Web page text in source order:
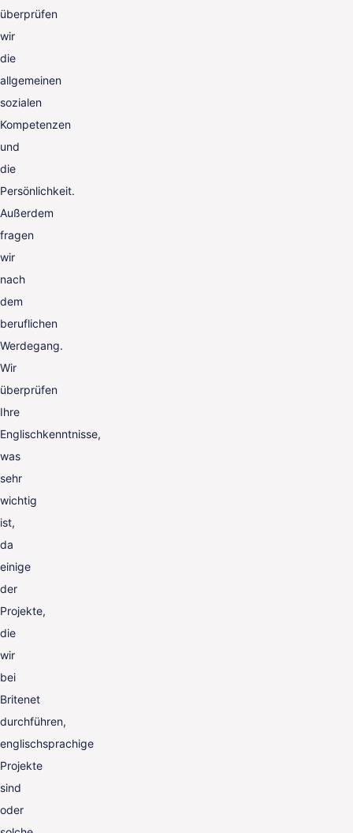
überprüfen
wir
die
allgemeinen
sozialen
Kompetenzen
und
die
Persönlichkeit.
Außerdem
fragen
wir
nach
dem
beruflichen
Werdegang.
Wir
überprüfen
Ihre
Englischkenntnisse,
was
sehr
wichtig
ist,
da
einige
der
Projekte,
die
wir
bei
Britenet
durchführen,
englischsprachige
Projekte
sind
oder